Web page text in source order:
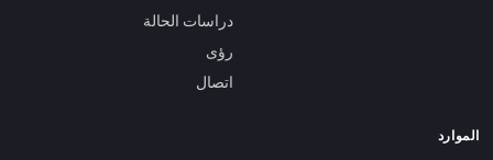
دراسات الحالة
رؤى
اتصال
الموارد